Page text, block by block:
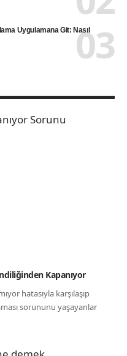
Uygulamana Git: Nasıl
Kapanıyor
hatasıyla karşılaşıp
sorununu yaşayanlar